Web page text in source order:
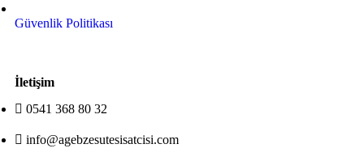
Güvenlik Politikası
İletişim
0541 368 80 32
info@agebzesutesisatcisi.com